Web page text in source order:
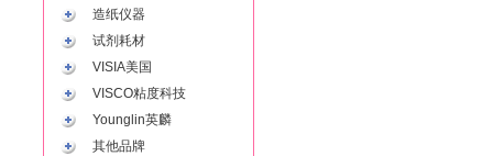
造纸仪器
试剂耗材
VISIA美国
VISCO粘度科技
Younglin英麟
其他品牌